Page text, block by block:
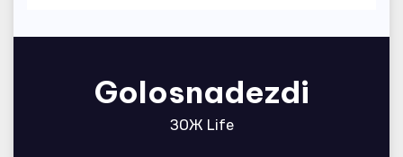
Golosnadezdi
ЗОЖ Life